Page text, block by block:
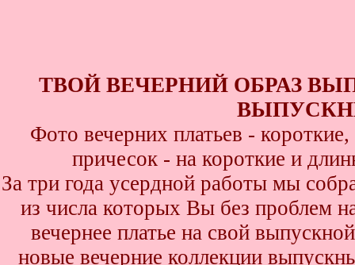
ТВОЙ ВЕЧЕРНИЙ ОБРАЗ
Фото вечерних платьев -
причесок - на короткие и
За три года усердной работы мы
из числа которых Вы без проблем
вечернее платье на свой
новые вечерние коллекции